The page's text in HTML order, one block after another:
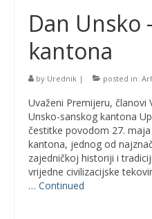
Dan Unsko
kantona
by Urednik | posted in:
Uvaženi Premijeru, članovi
Unsko-sanskog kantona
čestitke povodom 27.
kantona, jednog od
zajedničkoj historiji i
vrijedne civilizacijske
… Continued